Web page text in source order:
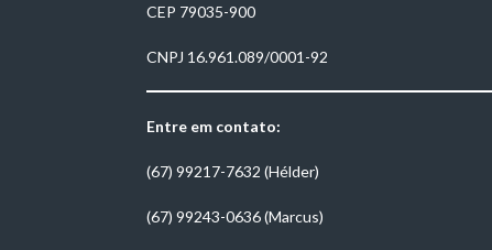
CEP 79035-900
CNPJ 16.961.089/0001-92
Entre em contato:
(67) 99217-7632 (Hélder)
(67) 99243-0636 (Marcus)